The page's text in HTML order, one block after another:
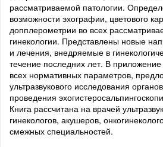
рассматриваемой патологии.
возможности эхографии, цветового
допплерометрии во всех
гинекологии. Представлены новые
и лечения, внедряемые в
течение последних лет. В
всех нормативных параметров,
ультразвукового исследования
проведения
Книга рассчитана на врачей
гинекологов, акушеров,
смежных специальностей.